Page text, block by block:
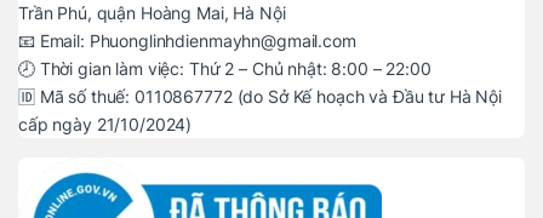
Trần Phú, quận Hoàng Mai, Hà Nội
📧 Email: Phuonglinhdienmayhn@gmail.com
🕗 Thời gian làm việc: Thứ 2 – Chủ nhật: 8:00 – 22:00
🆔 Mã số thuế: 0110867772 (do Sở Kế hoạch và Đầu tư Hà Nội
cấp ngày 21/10/2024)